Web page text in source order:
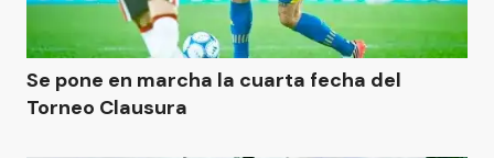
Se pone en marcha la cuarta fecha del
Torneo Clausura